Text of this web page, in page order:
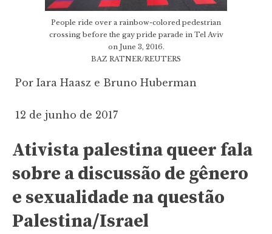
People ride over a rainbow-colored pedestrian
crossing before the gay pride parade in Tel Aviv
on June 3, 2016.
BAZ RATNER/REUTERS
Por Iara Haasz e Bruno Huberman
12 de junho de 2017
Ativista palestina queer fala
sobre a discussão de gênero
e sexualidade na questão
Palestina/Israel